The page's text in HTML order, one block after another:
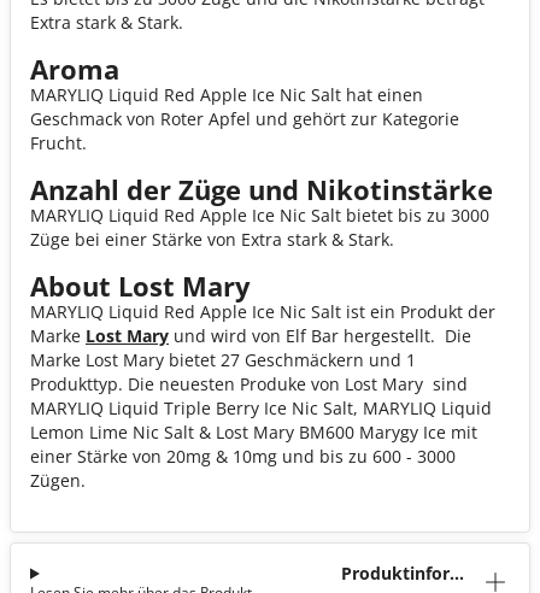
Extra stark & Stark.
Aroma
MARYLIQ Liquid Red Apple Ice Nic Salt hat einen
Geschmack von Roter Apfel und gehört zur Kategorie
Frucht.
Anzahl der Züge und Nikotinstärke
MARYLIQ Liquid Red Apple Ice Nic Salt bietet bis zu 3000
Züge bei einer Stärke von Extra stark & Stark.
About Lost Mary
MARYLIQ Liquid Red Apple Ice Nic Salt ist ein Produkt der
Marke Lost Mary und wird von Elf Bar hergestellt. Die
Marke Lost Mary bietet 27 Geschmäckern und 1
Produkttyp. Die neuesten Produke von Lost Mary sind
MARYLIQ Liquid Triple Berry Ice Nic Salt, MARYLIQ Liquid
Lemon Lime Nic Salt & Lost Mary BM600 Marygy Ice mit
einer Stärke von 20mg & 10mg und bis zu 600 - 3000
Zügen.
Produktinforma